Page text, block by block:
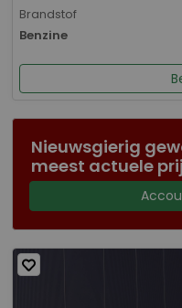
Brandstof
Benzine
Nieuwsgierig
meest actuele